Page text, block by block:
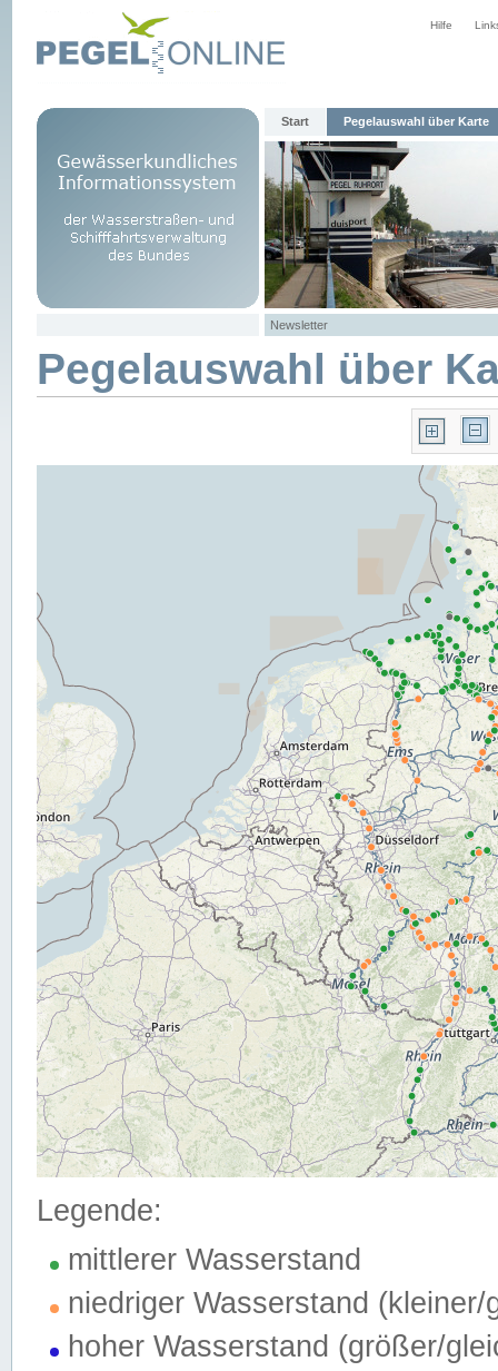
Hilfe
Start Pegelauswahl über Karte
Newsletter
Pegelauswahl über
Legende:
mittlerer Wasserstand
niedriger Wasserstand (kleiner/
hoher Wasserstand (größer/